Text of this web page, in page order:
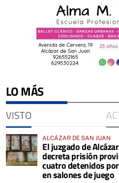
LO MÁS
VISTO
ALCÁZAR DE SAN JUAN
El juzgado de
decreta prisión
cuatro detenidos
en salones de juego